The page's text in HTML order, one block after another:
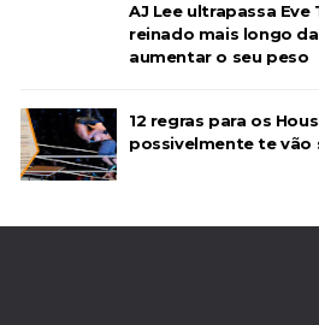
AJ Lee ultrapassa
reinado mais longo
aumentar o seu peso
12 regras para os
possivelmente te vão